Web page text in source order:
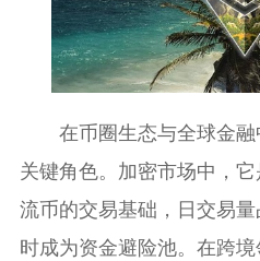
在币圈生态与全球金
关键角色。加密市场中，
流币的交易基础，日交易
时成为资金避险池。在跨